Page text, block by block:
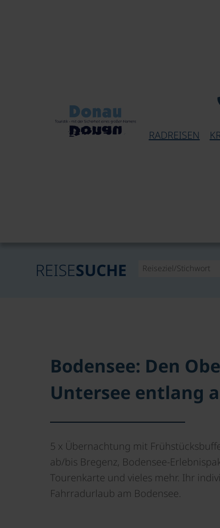
RADREISEN
REISESUCHE
Bodensee: Den
Untersee entlang
5 x Übernachtung mit
ab/bis Bregenz, Bodensee-
Tourenkarte und vieles mehr. Ihr
Fahrradurlaub am Bodensee.